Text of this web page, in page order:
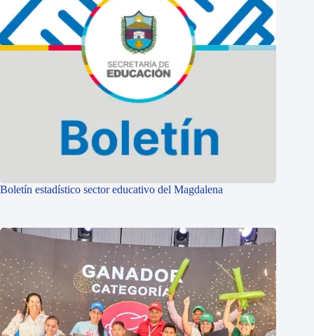
Boletín estadístico sector educativo del Magdalena